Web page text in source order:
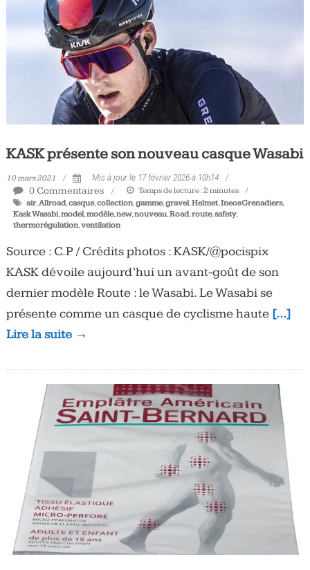
les
triathlon
KASK présente son nouveau casque Wasabi
10 mars 2021 Mis à jour le 17 février 2026 à 10h14
0 Commentaires Temps de lecture :2 minutes
air,Allroad,casque,collection,gamme,gravel,Helmet,Ineos Grenadiers,
Kask Wasabi,model,modèle,new,nouveau,Road,route,safety,
thermorégulation,ventilation
Source : C.P / Crédits photos : KASK/@pocispix
KASK dévoile aujourd’hui un avant-goût de son
dernier modèle Route : le Wasabi. Le Wasabi se
présente comme un casque de cyclisme haute […]
Lire la suite →